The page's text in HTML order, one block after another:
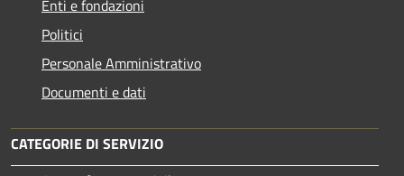
Enti e fondazioni
Politici
Personale Amministrativo
Documenti e dati
CATEGORIE DI SERVIZIO